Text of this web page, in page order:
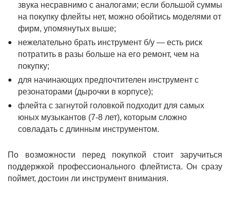
звука несравнимо с аналогами; если большой суммы
на покупку флейты нет, можно обойтись моделями от
фирм, упомянутых выше;
нежелательно брать инструмент б/у — есть риск
потратить в разы больше на его ремонт, чем на
покупку;
для начинающих предпочтителен инструмент с
резонаторами (дырочки в корпусе);
флейта с загнутой головкой подходит для самых
юных музыкантов (7-8 лет), которым сложно
совладать с длинным инструментом.
По возможности перед покупкой стоит заручиться
поддержкой профессионального флейтиста. Он сразу
поймет, достоин ли инструмент внимания.